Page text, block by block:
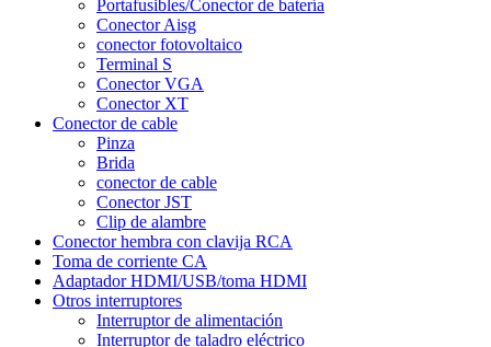
Portafusibles/Conector de batería
Conector Aisg
conector fotovoltaico
Terminal S
Conector VGA
Conector XT
Conector de cable
Pinza
Brida
conector de cable
Conector JST
Clip de alambre
Conector hembra con clavija RCA
Toma de corriente CA
Adaptador HDMI/USB/toma HDMI
Otros interruptores
Interruptor de alimentación
Interruptor de taladro eléctrico